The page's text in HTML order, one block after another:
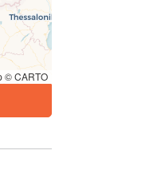
© CARTO